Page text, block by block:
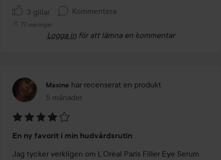
3 gillar Kommentera
77 visningar
Logga in för att lämna en kommentar
Maxine har recenserat en produkt
5 månader
Inlägget skapades 5 månader
4
av
En ny favorit i min hudvårdsrutin
Jag tycker verkligen om L’Oréal Paris Filler Eye Serum